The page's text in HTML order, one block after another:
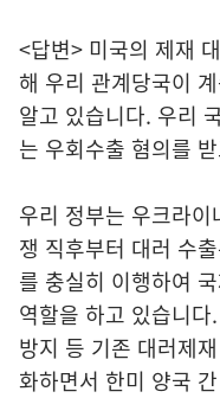
<답변> 미국의 제재
해 우리 관계당국이
알고 있습니다. 우리
는 우회수출 혐의를
우리 정부는 우크라
쟁 직후부터 대러 수
를 충실히 이행하여
역할을 하고 있습니
방지 등 기존 대러제
화하면서 한미 양국